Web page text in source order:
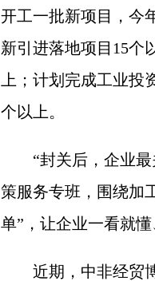
开工一批新项目，今
新引进落地项目15个
上；计划完成工业
个以上。
“封关后，企业最
策服务专班，围绕加
单”，让企业一看就懂
近期，中非经贸博